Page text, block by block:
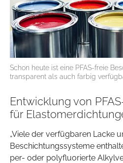
Schon heute ist eine PFAS-freie
transparent als auch farbig
Entwicklung von
für
„Viele der verfügbaren Lacke
Beschichtungssysteme
per- oder polyfluorierte